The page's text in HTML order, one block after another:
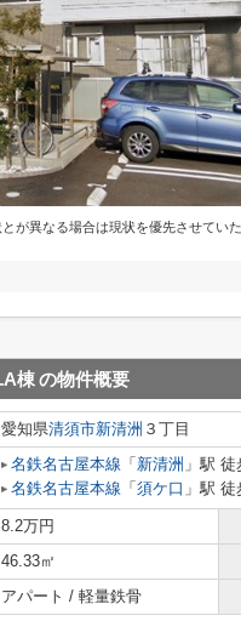
が異なる場合は現状を優先させてい
A棟の物件概要
愛知県清須市新清洲 ３丁目
名鉄名古屋本線 「 新清洲 」駅 徒
名鉄名古屋本線 「 須ケ口 」駅 徒
8.2万円
46.33㎡
アパート / 軽量鉄骨